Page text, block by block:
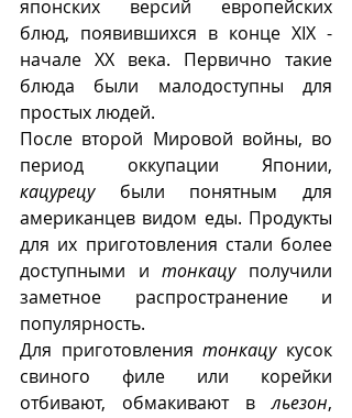
японских версий европейских
блюд, появившихся в конце XIX -
начале ХХ века. Первично такие
блюда были малодоступны для
простых людей.
После второй Мировой войны, во
кацурецу были понятным для
американцев видом еды. Продукты
для их приготовления стали более
доступными и тонкацу получили
заметное распространение и
популярность.
Для приготовления тонкацу кусок
свиного филе или корейки
отбивают, обмакивают в льезон,